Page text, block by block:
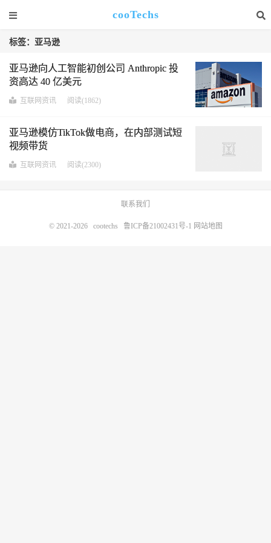
cooTechs
标签：亚马逊
亚马逊向人工智能初创公司 Anthropic 投
资高达 40 亿美元
互联网资讯 阅读(1862)
亚马逊模仿TikTok做电商，在内部测试短
视频带货
互联网资讯 阅读(2300)
联系我们
© 2021-2026 cootechs 鲁ICP备21002431号-1 网站地图